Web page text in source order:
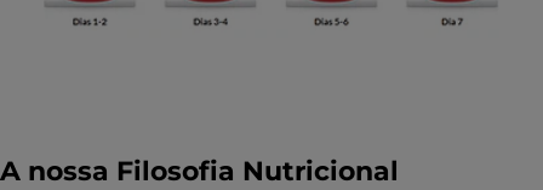
A nossa Filosofia Nutricional